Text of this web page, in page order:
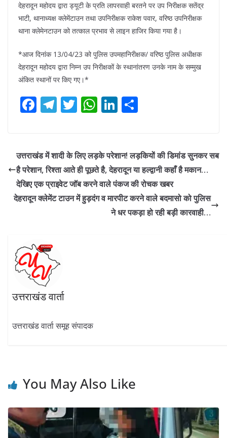
देहरादून महोदय द्वारा ड्यूटी के प्रति लापरवाही बरतने पर उप निरीक्षक सतेंद्र
भाटी, थानाध्यक्ष क्लेमेंटाउन तथा उपनिरीक्षक राकेश पवार, वरिष्ठ उपनिरीक्षक
थाना क्लेमेनटाउन को तत्काल प्रभाव से लाइन हाजिर किया गया है।
*आज दिनांक 13/04/23 को पुलिस उपमहानिरीक्षक/ वरिष्ठ पुलिस अधीक्षक
देहरादून महोदय द्वारा निम्न उप निरीक्षकों के स्थानांतरण उनके नाम के सम्मुख
अंकित स्थानों पर किए गए।*
F
b
o
o
k
T
gr
a
m
T
er
W
s
A
p
p
Li
e
dI
n
e
उत्तराखंड में शादी के लिए लड़के परेशान! लड़कियों की डिमांड सुनकर सब
है परेशान, रिश्ता आते ही पूछते है, देहरादून या हल्द्वानी कहाँ है मकान…
देखिए एक प्राइवेट जॉब करने वाले पंकज की रोचक खबर
देहरादून क्लेमेंट टाउन में हुड़दंग व मारपीट करने वाले बदमासो को पुलिस
ने धर पकड़ा हो रही बड़ी कारवाही…
उत्तराखंड वार्ता
उत्तराखंड वार्ता समूह संपादक
You May Also Like